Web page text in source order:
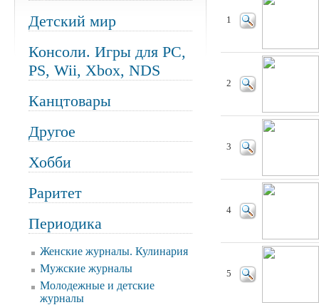
Детский мир
Консоли. Игры для PC,
PS, Wii, Xbox, NDS
Канцтовары
Другое
Хобби
Раритет
Периодика
Женские журналы. Кулинария
Мужские журналы
Молодежные и детские
журналы
1
2
3
4
5